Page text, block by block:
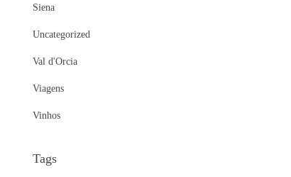
Siena
Uncategorized
Val d'Orcia
Viagens
Vinhos
Tags